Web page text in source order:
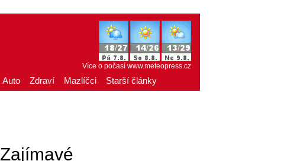
Více o počasí www.meteopress.cz
Auto Zdraví Mazlíčci Starší články
Zajímavé